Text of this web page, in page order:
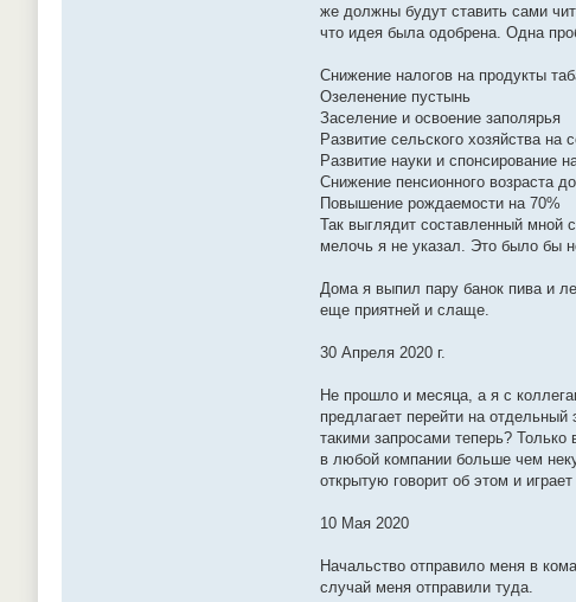
же должны будут ставить сами
что идея была одобрена. Одна
Снижение налогов на продукты
Озеленение пустынь
Заселение и освоение заполярья
Развитие сельского хозяйства на
Развитие науки и спонсирование
Снижение пенсионного возраста
Повышение рождаемости на 70%
Так выглядит составленный мной
мелочь я не указал. Это было бы
Дома я выпил пару банок пива и
еще приятней и слаще.
30 Апреля 2020 г.
Не прошло и месяца, а я с
предлагает перейти на
такими запросами теперь?
в любой компании больше чем
открытую говорит об этом и
10 Мая 2020
Начальство отправило меня в
случай меня отправили туда.